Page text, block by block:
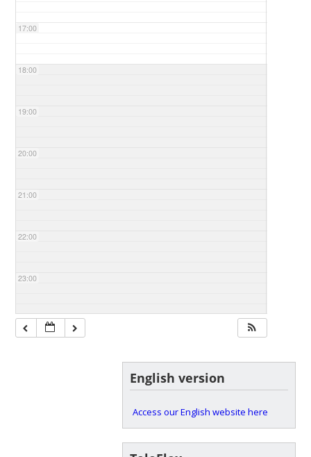
17:00
18:00
19:00
20:00
21:00
22:00
23:00
English version
Access our English website here